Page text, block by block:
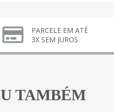
PARCELE EM ATÉ
3X SEM JUROS
TAMBÉM